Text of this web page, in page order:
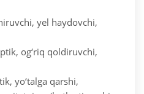
yel haydovchi,
og‘riq qoldiruvchi,
yo‘talga qarshi,